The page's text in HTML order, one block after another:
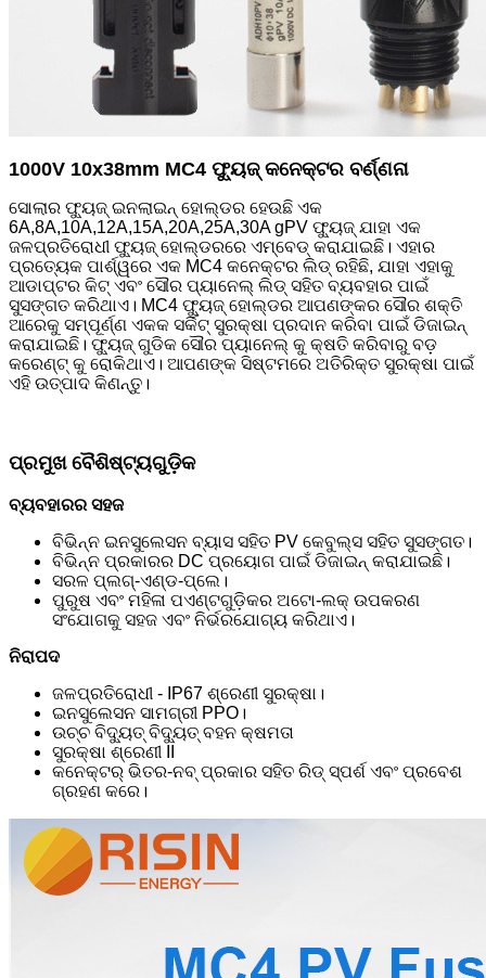
1000V 10x38mm MC4 ଫ୍ୟୁଜ୍ କନେକ୍ଟର ବର୍ଣ୍ଣନା
ସୋଲାର ଫ୍ୟୁଜ୍ ଇନଲାଇନ୍ ହୋଲ୍ଡର ହେଉଛି ଏକ
6A,8A,10A,12A,15A,20A,25A,30A gPV ଫ୍ୟୁଜ୍ ଯାହା ଏକ
ଜଳପ୍ରତିରୋଧୀ ଫ୍ୟୁଜ୍ ହୋଲ୍ଡରରେ ଏମ୍ବେଡ୍ କରାଯାଇଛି। ଏହାର
ପ୍ରତ୍ୟେକ ପାର୍ଶ୍ୱରେ ଏକ MC4 କନେକ୍ଟର ଲିଡ୍ ରହିଛି, ଯାହା ଏହାକୁ
ଆଡାପ୍ଟର କିଟ୍ ଏବଂ ସୌର ପ୍ୟାନେଲ୍ ଲିଡ୍ ସହିତ ବ୍ୟବହାର ପାଇଁ
ସୁସଙ୍ଗତ କରିଥାଏ। MC4 ଫ୍ୟୁଜ୍ ହୋଲ୍ଡର ଆପଣଙ୍କର ସୌର ଶକ୍ତି
ଆରେକୁ ସମ୍ପୂର୍ଣ୍ଣ ଏକକ ସର୍କିଟ୍ ସୁରକ୍ଷା ପ୍ରଦାନ କରିବା ପାଇଁ ଡିଜାଇନ୍
କରାଯାଇଛି। ଫ୍ୟୁଜ୍ ଗୁଡିକ ସୌର ପ୍ୟାନେଲ୍ କୁ କ୍ଷତି କରିବାରୁ ବଡ଼
କରେଣ୍ଟ୍ କୁ ରୋକିଥାଏ। ଆପଣଙ୍କ ସିଷ୍ଟମରେ ଅତିରିକ୍ତ ସୁରକ୍ଷା ପାଇଁ
ଏହି ଉତ୍ପାଦ କିଣନ୍ତୁ।
ପ୍ରମୁଖ ବୈଶିଷ୍ଟ୍ୟଗୁଡ଼ିକ
ବ୍ୟବହାରର ସହଜ
ବିଭିନ୍ନ ଇନସୁଲେସନ ବ୍ୟାସ ସହିତ PV କେବୁଲ୍ସ ସହିତ ସୁସଙ୍ଗତ।
ବିଭିନ୍ନ ପ୍ରକାରର DC ପ୍ରୟୋଗ ପାଇଁ ଡିଜାଇନ୍ କରାଯାଇଛି।
ସରଳ ପ୍ଲଗ୍-ଏଣ୍ଡ-ପ୍ଲେ।
ପୁରୁଷ ଏବଂ ମହିଳା ପଏଣ୍ଟଗୁଡ଼ିକର ଅଟୋ-ଲକ୍ ଉପକରଣ
ସଂଯୋଗକୁ ସହଜ ଏବଂ ନିର୍ଭରଯୋଗ୍ୟ କରିଥାଏ।
ନିରାପଦ
ଜଳପ୍ରତିରୋଧୀ - IP67 ଶ୍ରେଣୀ ସୁରକ୍ଷା।
ଇନସୁଲେସନ ସାମଗ୍ରୀ PPO।
ଉଚ୍ଚ ବିଦ୍ୟୁତ୍ ବିଦ୍ୟୁତ୍ ବହନ କ୍ଷମତା
ସୁରକ୍ଷା ଶ୍ରେଣୀ II
କନେକ୍ଟର୍ ଭିତର-ନବ୍ ପ୍ରକାର ସହିତ ରିଡ୍ ସ୍ପର୍ଶ ଏବଂ ପ୍ରବେଶ
ଗ୍ରହଣ କରେ।